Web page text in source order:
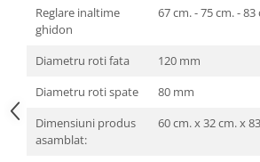
Fotolii copii
Leagane & balansoare & sezlonguri
Covorase de joaca
Carusele patut
Lampi de veghe
Mobilier Birou
Reglare inaltime
ghidon
67 cm. - 75 cm. - 83
Diametru roti fata
120 mm
Diametru roti spate
80 mm
Dimensiuni produs
asamblat:
60 cm. x 32 cm. x